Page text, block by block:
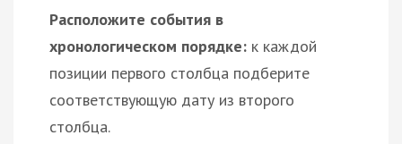
Расположите события в
хронологическом порядке: к каждой
позиции первого столбца подберите
соответствующую дату из второго
столбца.